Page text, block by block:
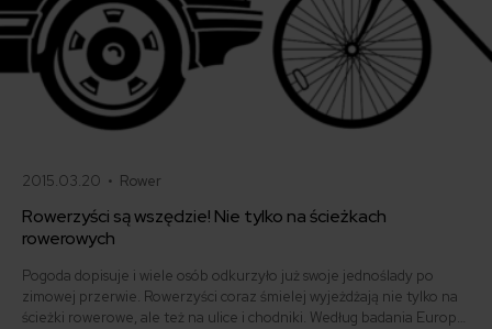
2015.03.20 • Rower
Rowerzyści są wszędzie! Nie tylko na ścieżkach
rowerowych
Pogoda dopisuje i wiele osób odkurzyło już swoje jednoślady po
zimowej przerwie. Rowerzyści coraz śmielej wyjeżdżają nie tylko na
ścieżki rowerowe, ale też na ulice i chodniki. Według badania Europ